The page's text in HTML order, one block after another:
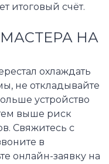
итоговый счёт.
НА
охлаждать
не откладывайте
устройство
выше риск
Свяжитесь с
в
онлайн-заявку на